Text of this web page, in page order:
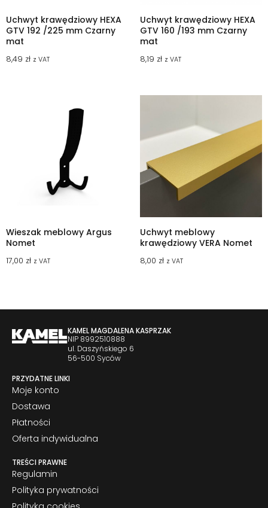
Uchwyt krawędziowy HEXA
GTV 192 /225 mm Czarny
mat
8,49 zł z VAT
Uchwyt krawędziowy HEXA
GTV 160 /193 mm Czarny
mat
8,19 zł z VAT
Wieszak meblowy Argus
Nomet
17,00 zł z VAT
Uchwyt meblowy
krawędziowy VERA Nomet
8,00 zł z VAT
KAMEL MAGDALENA KASPRZAK
NIP 8992510888
ul. Daszyńskiego 6
56-500 Syców
PRZYDATNE LINKI
Moje konto
Dostawa
Płatności
Oferta indywidualna
TREŚCI PRAWNE
Regulamin
Polityka prywatności